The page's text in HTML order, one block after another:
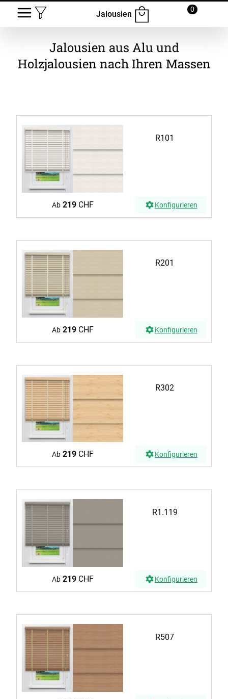
Jalousien
0
Jalousien aus Alu und
Holzjalousien nach Ihren Massen
R101
Ab 219CHF Konfigurieren
R201
Ab 219CHF Konfigurieren
R302
Ab 219CHF Konfigurieren
R1.119
Ab 219CHF Konfigurieren
R507